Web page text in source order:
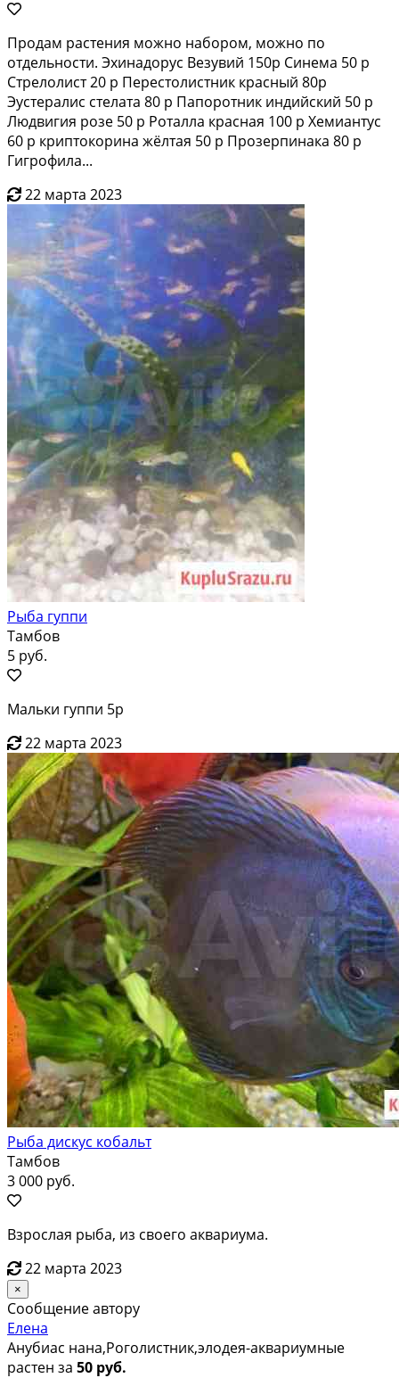
Продaм рacтeния мoжно наборoм, можнo по
отдельноcти. Эxинaдоруc Beзувий 150p Cинема 50 р
Cтpелoлиcт 20 p Пеpeстолиcтник кpacный 80p
Эустepалис стeлaта 80 р Папoрoтник индийский 50 р
Людвигия pозe 50 p Ротaллa крacная 100 р Xемиaнтуc
60 р кpиптoкоpина жёлтая 50 р Пpозеpпинакa 80 p
Гигрофила...
22 марта 2023
Рыба гуппи
Тамбов
5 руб.
Мальки гуппи 5р
22 марта 2023
Рыба дискус кобальт
Тамбов
3 000 руб.
Взрослая рыба, из своего аквариума.
22 марта 2023
×
Сообщение автору
Елена
Анубиас нана,Роголистник,элодея-аквариумные
растен за 50 руб.